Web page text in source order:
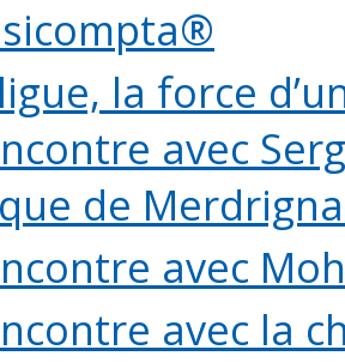
la force
avec
de
avec
avec la